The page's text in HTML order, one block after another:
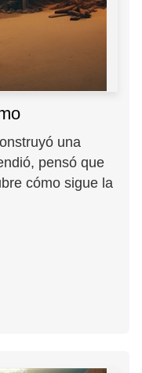
una
pensó que
cómo sigue la